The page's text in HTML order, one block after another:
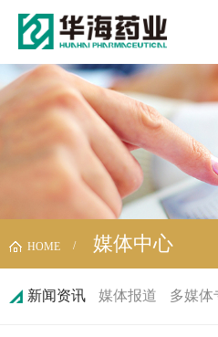
HOME 媒体中心
新闻资讯 媒体报道 多媒体